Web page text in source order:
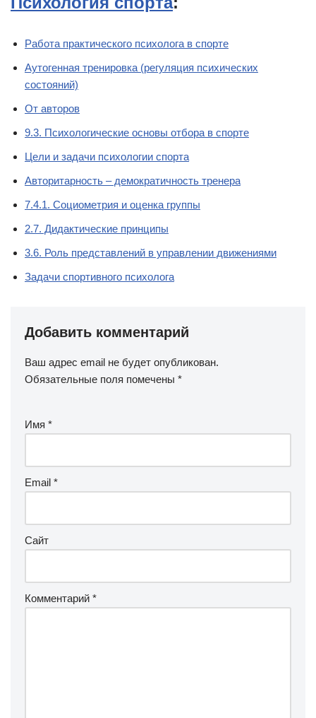
Работа практического психолога в спорте
Аутогенная тренировка (регуляция психических
состояний)
От авторов
9.3. Психологические основы отбора в спорте
Цели и задачи психологии спорта
Авторитарность – демократичность тренера
7.4.1. Социометрия и оценка группы
2.7. Дидактические принципы
3.6. Роль представлений в управлении движениями
Задачи спортивного психолога
Добавить комментарий
Ваш адрес email не будет опубликован.
Обязательные поля помечены *
Имя *
Email *
Сайт
Комментарий *